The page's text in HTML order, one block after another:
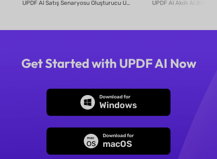
UPDF AI Satış Senaryosu Oluşturucu UPDF AI, ürün PDF'lerini veya aç...
Get Started with UPDF AI Now
Download for
Windows
Download for
macOS